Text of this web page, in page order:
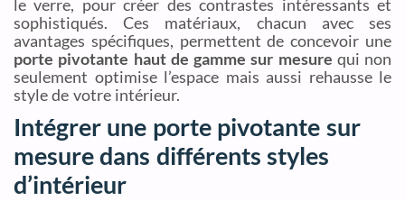
le verre, pour créer des contrastes intéressants et
sophistiqués. Ces matériaux, chacun avec ses
avantages spécifiques, permettent de concevoir une
porte pivotante haut de gamme sur mesure qui non
seulement optimise l’espace mais aussi rehausse le
style de votre intérieur.
Intégrer une porte pivotante sur
mesure dans différents styles
d’intérieur